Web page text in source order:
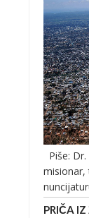
Piše:
misionar,
PRIČA